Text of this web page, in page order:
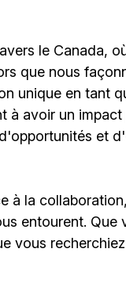
le Canada,
que nous
unique en tant
à avoir un
et
à la
entourent. Que
vous